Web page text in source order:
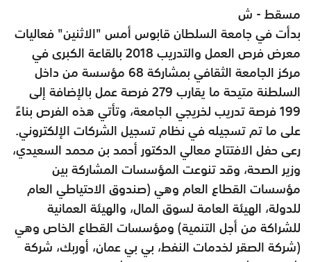
مسقط - ش
بدأت في جامعة السلطان قابوس أمس "الاثنين" فعاليات
معرض فرص العمل والتدريب 2018 بالقاعة الكبرى في
مركز الجامعة الثقافي بمشاركة 68 مؤسسة من داخل
السلطنة متيحة ما يقارب 279 فرصة عمل بالإضافة إلى
199 فرصة تدريب لخريجي الجامعة، وتأتي هذه الفرص بناءً
على ما تم تسجيله في نظام تسجيل الشركات الإلكتروني.
رعى حفل الافتتاح معالي الدكتور أحمد بن محمد السعيدي،
وزير الصحة، وقد تنوعت المؤسسات المشاركة بين
مؤسسات القطاع العام وهي (صندوق الاحتياطي العام
للدولة، الهيئة العامة لسوق المال، والهيئة العمانية
للشراكة من أجل التنمية) ومؤسسات القطاع الخاص وهي
(شركة الصقر لخدمات النفط، بي بي عمان، أوربك، شركة